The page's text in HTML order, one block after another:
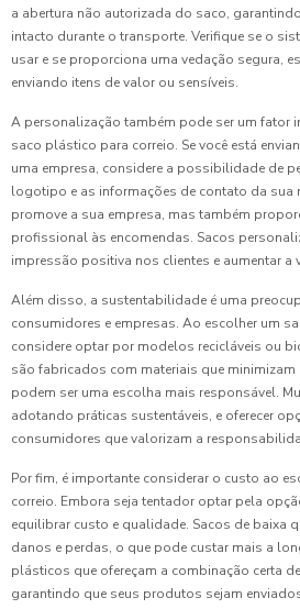
a abertura não autorizada do saco,
intacto durante o transporte. Verifique se o
usar e se proporciona uma vedação segura,
enviando itens de valor ou sensíveis.
A personalização também pode ser um fator
saco plástico para correio. Se você está
uma empresa, considere a possibilidade de
logotipo e as informações de contato da sua
promove a sua empresa, mas também
profissional às encomendas. Sacos
impressão positiva nos clientes e aumentar a
Além disso, a sustentabilidade é uma
consumidores e empresas. Ao escolher um
considere optar por modelos recicláveis ou
são fabricados com materiais que
podem ser uma escolha mais responsável.
adotando práticas sustentáveis, e oferecer
consumidores que valorizam a
Por fim, é importante considerar o custo ao
correio. Embora seja tentador optar pela
equilibrar custo e qualidade. Sacos de baixa
danos e perdas, o que pode custar mais a
plásticos que ofereçam a combinação certa
garantindo que seus produtos sejam